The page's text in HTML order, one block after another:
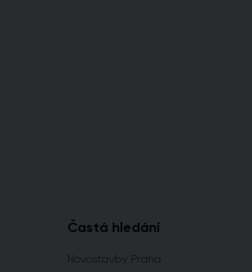
Častá hledání
Novostavby Praha